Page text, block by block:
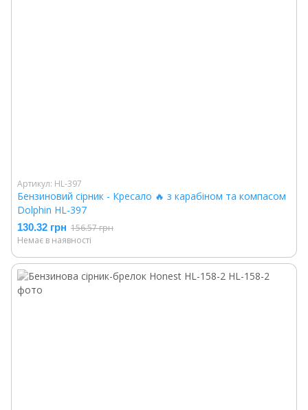
Артикул: HL-397
Бензиновий сірник - Кресало 🔥 з карабіном та компасом
Dolphin HL-397
130.32 грн 156.57 грн
Немає в наявності